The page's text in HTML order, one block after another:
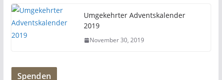
Umgekehrter Adventskalender
2019
November 30, 2019
Spenden